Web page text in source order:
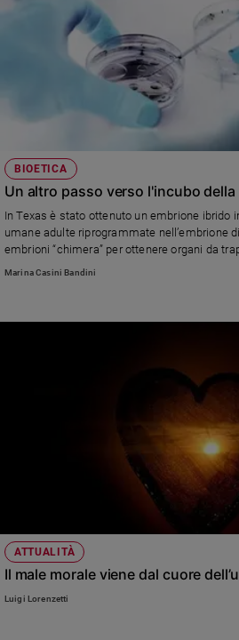
BIOETICA
Un altro passo verso l'incubo
In Texas è stato ottenuto un embrione ibrido
umane adulte riprogrammate nell’embrione
embrioni “chimera” per ottenere organi da
è fattibile tecnicamente è in sè eticamene
Marina Casini Bandini
ATTUALITÀ
Il male morale viene dal cuore
Luigi Lorenzetti